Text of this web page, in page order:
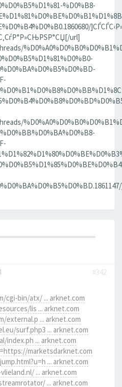
%D0%B8-
url]
#342
cgi-bin/atx/ ... arknet.com
lis ... arknet.com
external.p ... arknet.com
surf.php3 ... arknet.com
... arknet.com
marketsdarknet.com
... arknet.com
... arknet.com
... arknet.com